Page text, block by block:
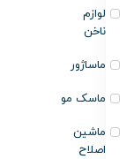
لوازم
ناخن
ماساژور
ماسک مو
ماشین
اصلاح